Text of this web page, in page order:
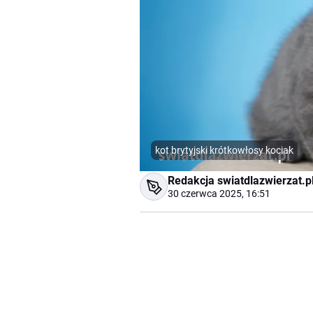
kot brytyjski krótkowłosy kociak
Redakcja
30 czerwca 2025, 16:51